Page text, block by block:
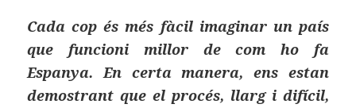
Cada cop és més fàcil imaginar un país
que funcioni millor de com ho fa
Espanya. En certa manera, ens estan
demostrant que el procés, llarg i difícil,